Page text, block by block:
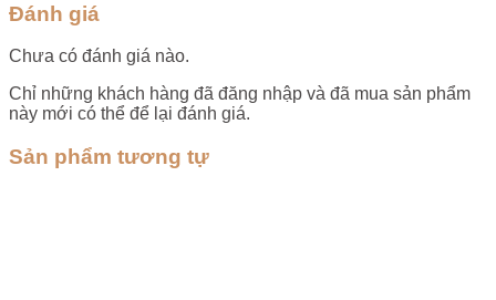
Đánh giá
Chưa có đánh giá nào.
Chỉ những khách hàng đã đăng nhập và đã mua sản phẩm
này mới có thể để lại đánh giá.
Sản phẩm tương tự